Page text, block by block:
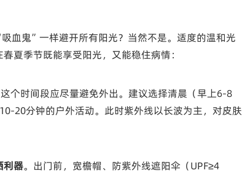
血鬼”一样避开所有阳光？当然不是。适度的温和光
夏季节既能享受阳光，又能稳住病情：
个时间段应尽量避免外出。建议选择清晨（早上6-8
20分钟的户外活动。此时紫外线以长波为主，对皮肤
利器。出门前，宽檐帽、防紫外线遮阳伞（UPF≥4